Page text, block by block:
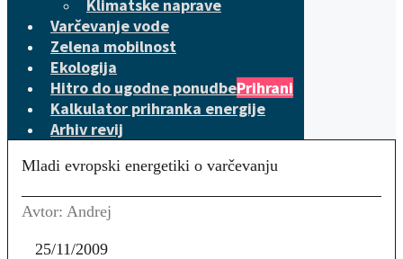
Klimatske naprave
Varčevanje vode
Zelena mobilnost
Ekologija
Hitro do ugodne ponudbePrihrani
Kalkulator prihranka energije
Arhiv revij
Mladi evropski energetiki o varčevanju
Avtor: Andrej
25/11/2009